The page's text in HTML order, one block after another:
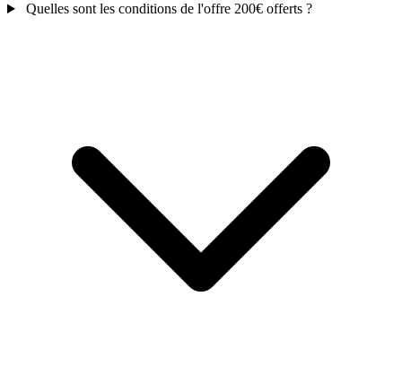
Quelles sont les conditions de l'offre 200€ offerts ?